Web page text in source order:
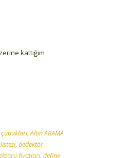
kattığım
,Altın ARAMA
, dedektör
fiyatları, define